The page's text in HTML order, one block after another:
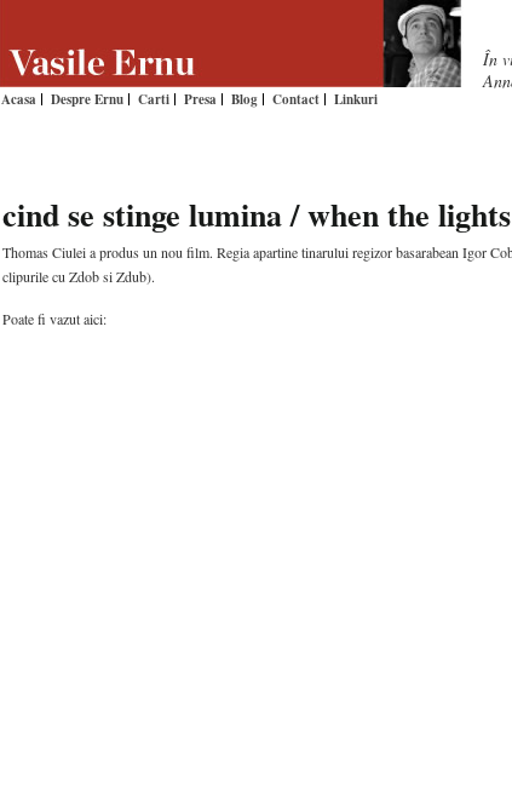
Acasa Despre Ernu Carti Presa Blog Contact Linkuri
În
cind se stinge lumina / when the
Thomas Ciulei a produs un nou film. Regia apartine tinarului regizor basarabean Igor
clipurile cu Zdob si Zdub).
Poate fi vazut aici: